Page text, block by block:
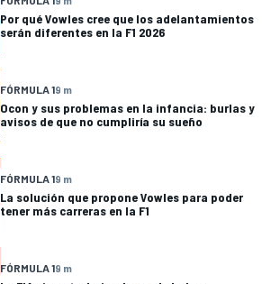
Por qué Vowles cree que los adelantamientos
serán diferentes en la F1 2026
FÓRMULA 19 m
Ocon y sus problemas en la infancia: burlas y
avisos de que no cumpliría su sueño
FÓRMULA 19 m
La solución que propone Vowles para poder
tener más carreras en la F1
FÓRMULA 19 m